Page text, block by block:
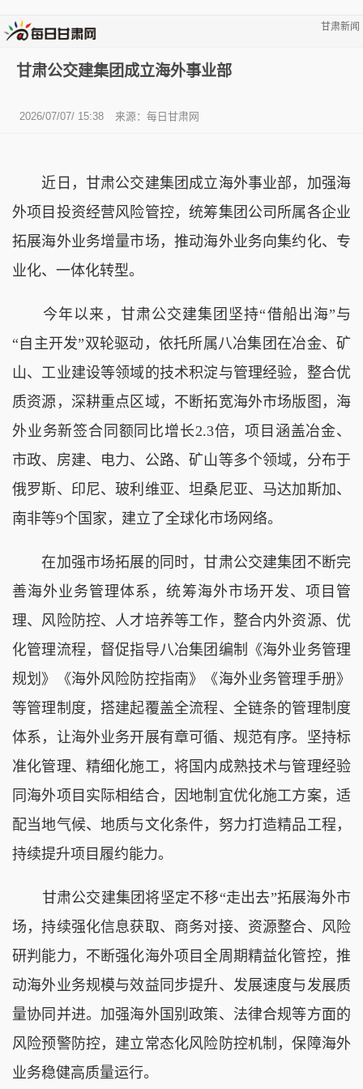
甘肃新闻
甘肃公交建集团成立海外事业部
2026/07/07/ 15:38 来源： 每日甘肃网
近日，甘肃公交建集团成立海外事业部，加强海
外项目投资经营风险管控，统筹集团公司所属各企业
拓展海外业务增量市场，推动海外业务向集约化、专
业化、一体化转型。
今年以来，甘肃公交建集团 坚持“借船出海”与
“自主开发”双轮驱动，依托所属八冶集团在冶金、矿
山、工业建设等领域的技术积淀与管理经验，整合优
质资源，深耕重点区域，不断拓宽海外市场版图， 海
外业务新签合同额同比增长2.3倍，项目 涵盖冶金、
市政、房建、电力、公路、矿山等多个领域，分布于
俄罗斯、印尼、玻利维亚、坦桑尼亚、马达加斯加、
南非等9个国家 ，建立了全球化市场网络。
在加强市场拓展的同时，甘肃公交建集团 不断完
善海外业务管理体系，统筹海外市场开发、项目管
理、风险防控、人才培养等工作，整合内外资源、优
化管理流程， 督促指导八冶集团编制
《海外业务管理
规划》《海外风险防控指南》《海外业务管理手册》
等管理制度 ，搭建起覆盖全流程、全链条的管理制度
体系，让海外业务开展有章可循、规范有序。
坚持标
准化管理、精细化施工，将国内成熟技术与管理经验
同海外项目实际相结合，因地制宜优化施工方案，适
配当地气候、地质与文化条件，努力打造精品工程，
持续提升项目履约能力。
甘肃公交建集团将坚定不移“走出去”拓展海外市
场，持续强化信息获取、商务对接、资源整合、风险
研判能力，不断强化海外项目全周期精益化管控，推
动海外业务规模与效益同步提升、发展速度与发展质
量协同并进。加强海外国别政策、法律合规等方面的
风险预警防控，建立常态化风险防控机制，保障海外
业务稳健高质量运行。